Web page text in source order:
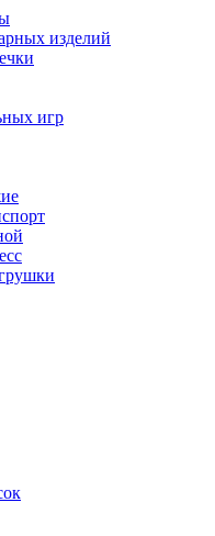
изделий
игр